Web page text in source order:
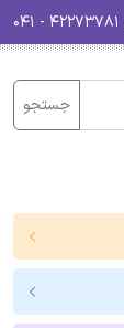
جستجو